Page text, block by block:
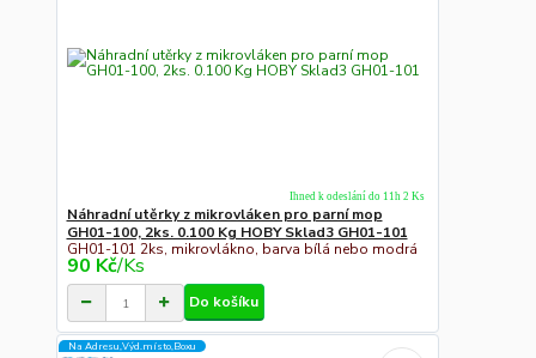
Náhradní utěrky z mikrovláken pro parní mop
GH01-100, 2ks. 0.100 Kg HOBY Sklad3 GH01-101
GH01-101 2ks, mikrovlákno, barva bílá nebo modrá
90 Kč/Ks
Ihned k odeslání do 11h 2 Ks
Do košíku
Na Adresu,Výd.místo,Boxu